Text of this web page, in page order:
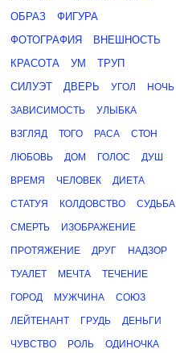
ОБРАЗ
ФИГУРА
ФОТОГРАФИЯ
ВНЕШНОСТЬ
КРАСОТА
УМ
ТРУП
СИЛУЭТ
ДВЕРЬ УГОЛ НОЧЬ
ЗАВИСИМОСТЬ УЛЫБКА
ВЗГЛЯД ТОГО РАСА СТОН
ЛЮБОВЬ ДОМ ГОЛОС ДУШ
ВРЕМЯ ЧЕЛОВЕК ДИЕТА
СТАТУЯ КОЛДОВСТВО СУДЬБА
СМЕРТЬ ИЗОБРАЖЕНИЕ
ПРОТЯЖЕНИЕ ДРУГ НАДЗОР
ТУАЛЕТ МЕЧТА ТЕЧЕНИЕ
ГОРОД МУЖЧИНА СОЮЗ
ЛЕЙТЕНАНТ ГРУДЬ ДЕНЬГИ
ЧУВСТВО РОЛЬ ОДИНОЧКА